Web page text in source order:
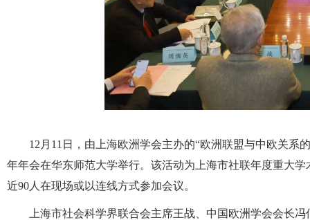
12月11日，由上海欧洲学会主办的“欧洲联盟与中欧关
年年会在华东师范大学举行。该活动为上海市社联年度重大
近90人在现场或以连线方式参加会议。
上海市社会科学界联合会主席王战、中国欧洲学会会长